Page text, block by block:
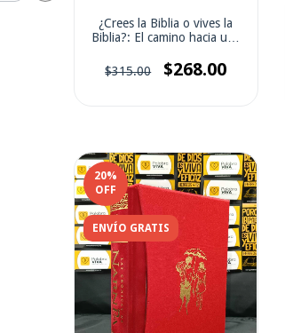
¿Crees la Biblia o vives la
Biblia?: El camino hacia una
$315.00
$268.00
20%
OFF
ENVÍO GRATIS